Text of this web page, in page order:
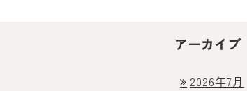
アーカイブ
2026年7月